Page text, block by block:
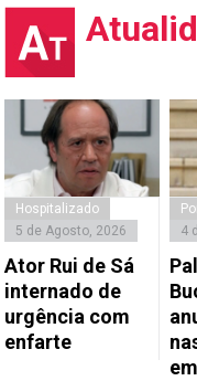
Hospitalizado
5 de Agosto, 2026
Ator Rui de Sá
internado de
urgência com
enfarte
4